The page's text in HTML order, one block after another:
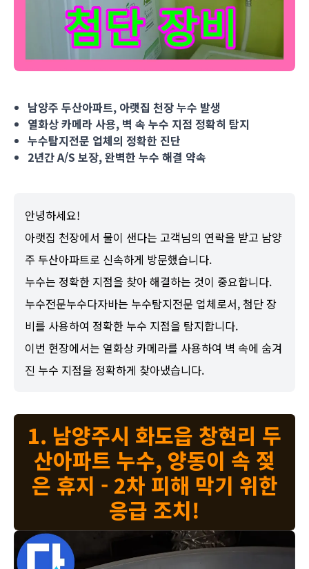
남양주 두산아파트, 아랫집 천장 누수 발생
열화상 카메라 사용, 벽 속 누수 지점 정확히 탐지
누수탐지전문 업체의 정확한 진단
2년간 A/S 보장, 완벽한 누수 해결 약속
안녕하세요!
아랫집 천장에서 물이 샌다는 고객님의 연락을 받고 남양
주 두산아파트로 신속하게 방문했습니다.
누수는 정확한 지점을 찾아 해결하는 것이 중요합니다.
누수전문누수다자바는 누수탐지전문 업체로서, 첨단 장
비를 사용하여 정확한 누수 지점을 탐지합니다.
이번 현장에서는 열화상 카메라를 사용하여 벽 속에 숨겨
진 누수 지점을 정확하게 찾아냈습니다.
1. 남양주시 화도읍 창현리 두
산아파트 누수, 양동이 속 젖
은 휴지 - 2차 피해 막기 위한
응급 조치!